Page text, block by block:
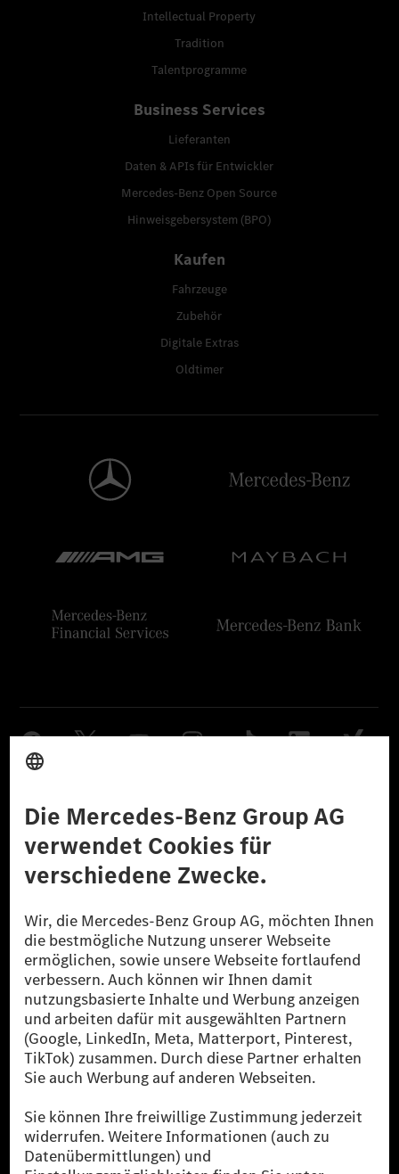
Intellectual Property
Tradition
Talentprogramme
Business Services
Lieferanten
Daten & APIs für Entwickler
Mercedes-Benz Open Source
Hinweisgebersystem (BPO)
Kaufen
Fahrzeuge
Zubehör
Digitale Extras
Oldtimer
Datenschutz Lizenzhinweise Dritter Barrierefreiheit
© 2026 Mercedes-Benz Group AG. Alle Rechte vorbehalten.
[1] Bilanziell CO₂-neutral bedeutet, dass nicht vermiedene oder nicht
reduzierte CO₂-Emissionen bei der Mercedes-Benz Group durch
zertifizierte Ausgleichsprojekte kompensiert werden.
[2] Renewable Charging ist ein integraler Bestandteil von MB.CHARGE
Public in Europa, den USA, Kanada und China. Sofern an der jeweiligen
Ladestation noch kein Strom aus erneuerbaren Energien vorliegt,
verwendet Renewable Charging Grünstromzertifikate*. Diese stellen
sicher, dass für Ladevorgänge über MB.CHARGE Public eine äquivalente
Strommenge aus erneuerbaren Energien ins Stromnetz eingespeist wird.
als sechs Jahre sind.
* Inkl. EKOenergy Ökolabel
* Die angegebenen Werte wurden nach dem vorgeschriebenen
Messverfahren WLTP (Worldwide harmonised Light vehicles Test